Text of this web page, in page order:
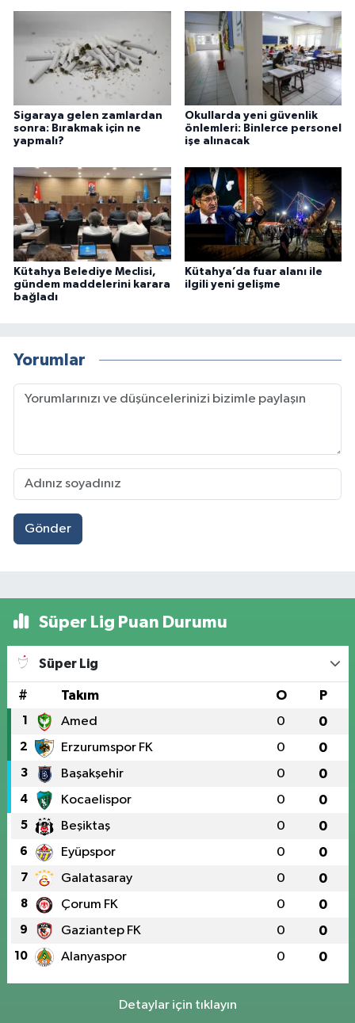
Sigaraya gelen zamlardan
sonra: Bırakmak için ne
yapmalı?
Okullarda yeni güvenlik
önlemleri: Binlerce personel
işe alınacak
Kütahya Belediye Meclisi,
gündem maddelerini karara
bağladı
Kütahya’da fuar alanı ile
ilgili yeni gelişme
Yorumlar
Gönder
Süper Lig Puan Durumu
Süper Lig
# Takım O P
1 Amed 0 0
2 Erzurumspor FK 0 0
3 Başakşehir 0 0
4 Kocaelispor 0 0
5 Beşiktaş 0 0
6 Eyüpspor 0 0
7 Galatasaray 0 0
8 Çorum FK 0 0
9 Gaziantep FK 0 0
10 Alanyaspor 0 0
Detaylar için tıklayın